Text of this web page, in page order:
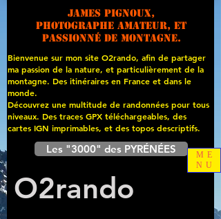
James PIGNOUX,
photographe amateur, et
passionné de montagne.
Bienvenue sur mon site O2rando, afin de partager
ma passion de la nature, et particulièrement de la
montagne. Des itinéraires en France et dans le
monde.
Découvrez une multitude de randonnées pour tous
niveaux. Des traces GPX téléchargeables, des
cartes IGN imprimables, et des topos descriptifs.
Les "3000" des PYRÉNÉES
O2rando
ME
NU